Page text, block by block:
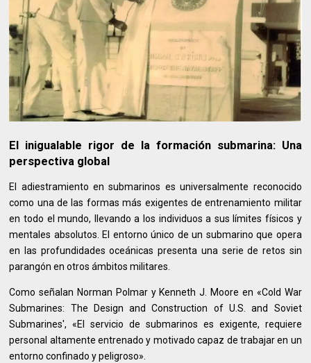
El inigualable rigor de la formación submarina: Una
perspectiva global
El adiestramiento en submarinos es universalmente reconocido
como una de las formas más exigentes de entrenamiento militar
en todo el mundo, llevando a los individuos a sus límites físicos y
mentales absolutos. El entorno único de un submarino que opera
en las profundidades oceánicas presenta una serie de retos sin
parangón en otros ámbitos militares.
Como señalan Norman Polmar y Kenneth J. Moore en «Cold War
Submarines: The Design and Construction of U.S. and Soviet
Submarines', «El servicio de submarinos es exigente, requiere
personal altamente entrenado y motivado capaz de trabajar en un
entorno confinado y peligroso».